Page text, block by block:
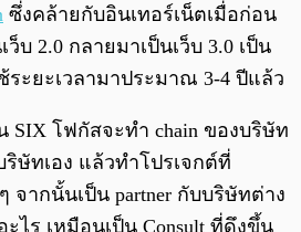
ซึ่งคล้ายกับอินเทอร์เน็ตเมื่อก่อน
บ 2.0 กลายมาเป็นเว็บ 3.0 เป็น
ช้ระยะเวลามาประมาณ 3-4 ปีแล้ว
โฟกัสจะทำ chain ของบริษัท
ริษัทเอง แล้วทำโปรเจกต์ที่
จากนั้นเป็น partner กับบริษัทต่าง
ะไร เหมือนเป็น Consult ที่ดึงขึ้น